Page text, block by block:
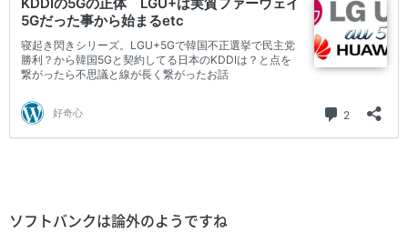
ソフトバンクは論外のようですね